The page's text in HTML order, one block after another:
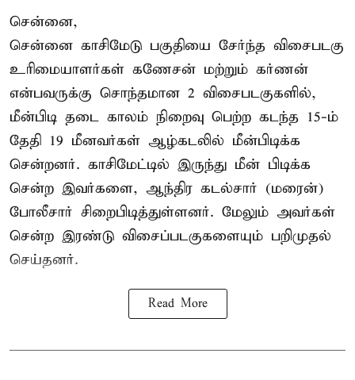
சென்னை,
சென்னை காசிமேடு பகுதியை சேர்ந்த விசைபடகு
உரிமையாளர்கள் கணேசன் மற்றும் கர்ணன்
என்பவருக்கு சொந்தமான 2 விசைபடகுகளில்,
மீன்பிடி தடை காலம் நிறைவு பெற்ற கடந்த 15-ம்
தேதி 19 மீனவர்கள் ஆழ்கடலில் மீன்பிடிக்க
சென்றனர். காசிமேட்டில் இருந்து மீன் பிடிக்க
சென்ற இவர்களை, ஆந்திர கடல்சார் (மரைன்)
போலீசார் சிறைபிடித்துள்ளனர். மேலும் அவர்கள்
சென்ற இரண்டு விசைப்படகுகளையும் பறிமுதல்
செய்தனர்.
Read More